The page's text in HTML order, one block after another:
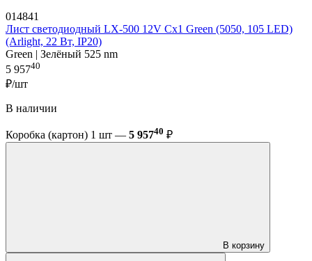
014841
Лист светодиодный LX-500 12V Cx1 Green (5050, 105 LED)
(Arlight, 22 Вт, IP20)
Green | Зелёный 525 nm
5 95740
₽/шт
В наличии
Коробка (картон) 1 шт — 5 95740 ₽
В корзину